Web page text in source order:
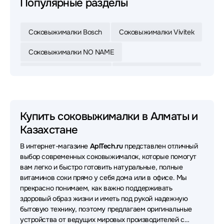
Популярные разделы
Соковыжималки Bosch Соковыжималки Vivitek
Соковыжималки NO NAME
Купить соковыжималки в Алматы и
Казахстане
В интернет-магазине AplTech.ruпредставлен отличный
выбор современных соковыжималок, которые помогут
вам легко и быстро готовить натуральные, полные
витаминов соки прямо у себя дома или в офисе. Мы
прекрасно понимаем, как важно поддерживать
здоровый образ жизни и иметь под рукой надежную
бытовую технику, поэтому предлагаем оригинальные
устройства от ведущих мировых производителей с